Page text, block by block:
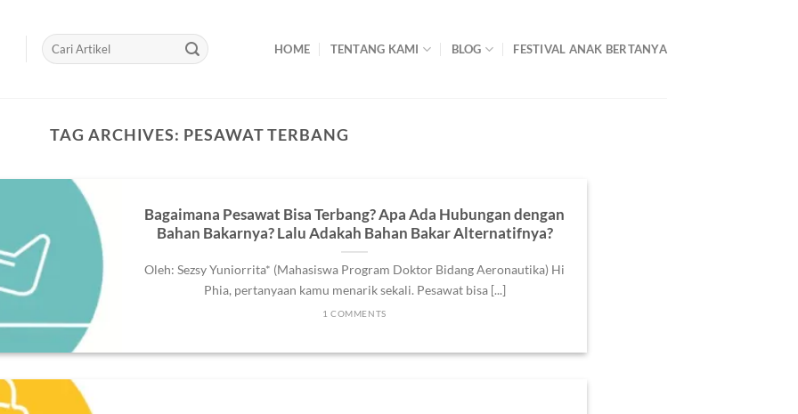
HOME TENTANG KAMI BLOG FESTIVAL ANAK BERTANYA
TAG ARCHIVES: PESAWAT TERBANG
Bagaimana Pesawat Bisa Terbang? Apa Ada Hubungan dengan
Bahan Bakarnya? Lalu Adakah Bahan Bakar Alternatifnya?
Oleh: Sezsy Yuniorrita* (Mahasiswa Program Doktor Bidang Aeronautika) Hi
Phia, pertanyaan kamu menarik sekali. Pesawat bisa [...]
1 COMMENTS